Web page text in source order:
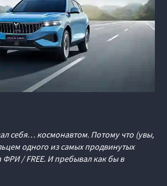
себя… космонавтом. Потому что (увы,
одного из самых продвинутых
/ FREE. И пребывал как бы в